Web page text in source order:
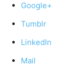
Google+
Tumblr
LinkedIn
Mail